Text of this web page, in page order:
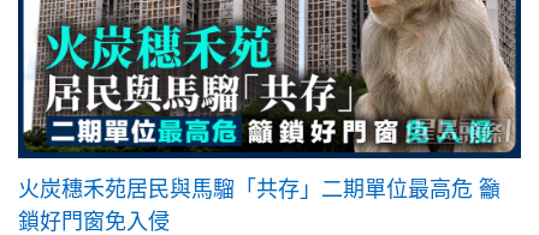
火炭穗禾苑居民與馬騮「共存」二期單位最高危 籲
鎖好門窗免入侵